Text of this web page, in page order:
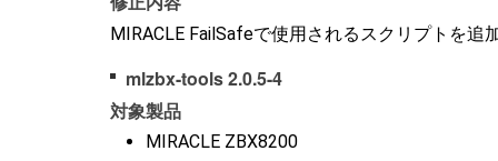
MIRACLE FailSafeで使用されるスクリプトを追
mlzbx-tools 2.0.5-4
対象製品
MIRACLE ZBX8200